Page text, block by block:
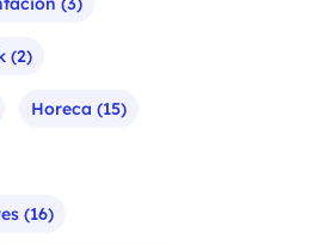
(2)
Horeca (15)
(16)